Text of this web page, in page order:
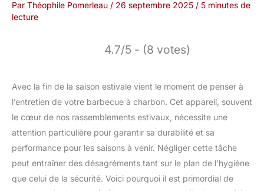
Par Théophile Pomerleau / 26 septembre 2025 / 5 minutes de
lecture
4.7/5 - (8 votes)
Avec la fin de la saison estivale vient le moment de penser à
l’entretien de votre barbecue à charbon. Cet appareil, souvent
le cœur de nos rassemblements estivaux, nécessite une
attention particulière pour garantir sa durabilité et sa
performance pour les saisons à venir. Négliger cette tâche
peut entraîner des désagréments tant sur le plan de l’hygiène
que celui de la sécurité. Voici pourquoi il est primordial de